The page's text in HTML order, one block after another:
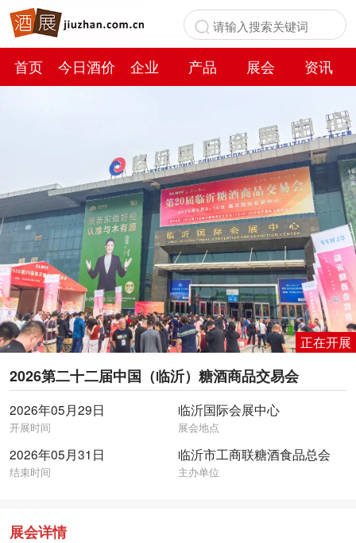
首页 今日酒价 企业 产品 展会
资讯
正在开展
2026第二十二届中国（临沂）糖酒商品交易会
2026年05月29日
开展时间
临沂国际会展中心
展会地点
2026年05月31日
结束时间
临沂市工商联糖酒食品总会
主办单位
展会详情